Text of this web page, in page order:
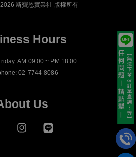
斯寶恩實業社 版權所有
Hours
AM 09:00 ~ PM 18:00
02-7744-8086
Us
Facebook Instagram